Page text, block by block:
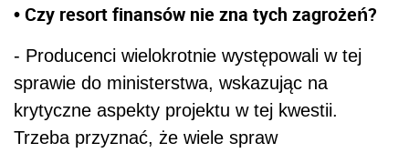
• Czy resort finansów nie zna tych zagrożeń?
- Producenci wielokrotnie występowali w tej
sprawie do ministerstwa, wskazując na
krytyczne aspekty projektu w tej kwestii.
Trzeba przyznać, że wiele spraw